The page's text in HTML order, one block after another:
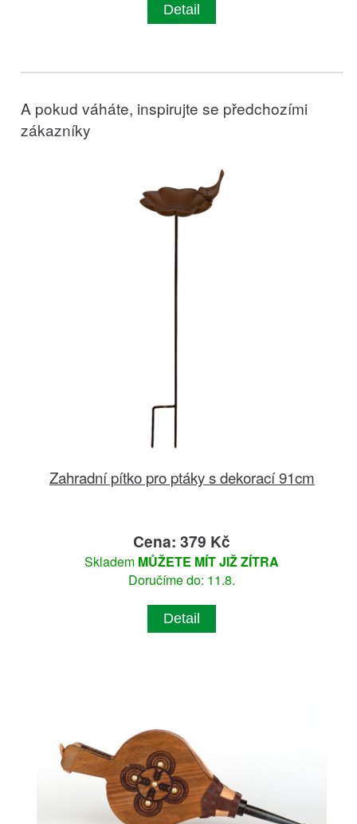
Detail
A pokud váháte, inspirujte se předchozími
zákazníky
Zahradní pítko pro ptáky s dekorací 91cm
Cena: 379 Kč
Skladem MŮŽETE MÍT JIŽ ZÍTRA
Doručíme do: 11.8.
Detail